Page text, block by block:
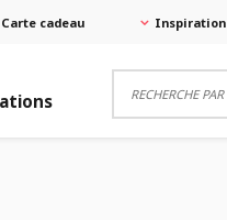
Carte cadeau Inspiration